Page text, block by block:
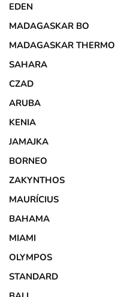
EDEN
MADAGASKAR BO
MADAGASKAR THERMO
SAHARA
CZAD
ARUBA
KENIA
JAMAJKA
BORNEO
ZAKYNTHOS
MAURÍCIUS
BAHAMA
MIAMI
OLYMPOS
STANDARD